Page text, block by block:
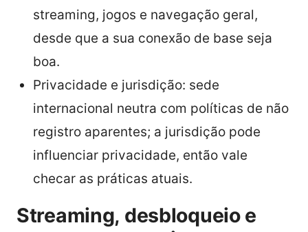
streaming, jogos e navegação geral,
desde que a sua conexão de base seja
boa.
Privacidade e jurisdição: sede
internacional neutra com políticas de não
registro aparentes; a jurisdição pode
influenciar privacidade, então vale
checar as práticas atuais.
Streaming, desbloqueio e